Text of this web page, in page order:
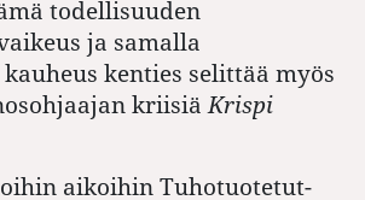
todellisuuden
ja samalla
kenties selittää myös
kriisiä Krispi
aikoihin Tuhotuotetut-